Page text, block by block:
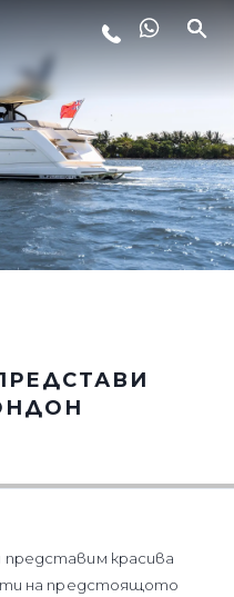
ЯХТА
красива
на предстоящото